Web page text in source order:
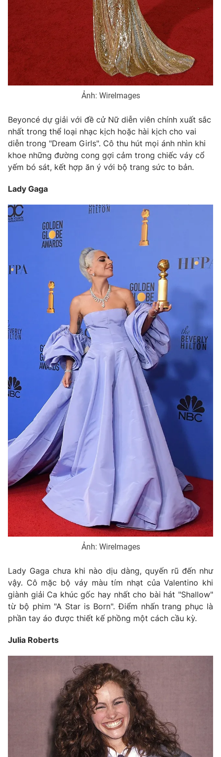
Giấy phép hoạt động báo in và báo điện tử số 483/GP-BTTTT
cấp ngày 29/12/2023
Tổng Biên tập:
Vũ Thanh Thủy
Phó Tổng Biên tập:
Nguyễn Thị Mỹ Hạnh, Phạm Quốc Thắng,
Nguyễn Trọng Ninh
024.38 355 931 - 024.38 355 932
Ðiện thoại Thời báo VTV:
024.66 897 897
toasoan@vtv.vn
® Cấm sao chép dưới mọi hình thức nếu không có sự chấp
thuận bằng văn bản. Ghi rõ nguồn VTV.vn khi phát hành lại
thông tin từ website này.
Ảnh: WireImages
Beyoncé dự giải với đề cử Nữ diễn viên chính xuất sắc
nhất trong thể loại nhạc kịch hoặc hài kịch cho vai
diễn trong "Dream Girls". Cô thu hút mọi ánh nhìn khi
khoe những đường cong gợi cảm trong chiếc váy cổ
yếm bó sát, kết hợp ăn ý với bộ trang sức to bản.
Lady Gaga
Ảnh: WireImages
Lady Gaga chưa khi nào dịu dàng, quyến rũ đến như
vậy. Cô mặc bộ váy màu tím nhạt của Valentino khi
giành giải Ca khúc gốc hay nhất cho bài hát "Shallow"
từ bộ phim "A Star is Born". Điểm nhấn trang phục là
phần tay áo được thiết kế phồng một cách cầu kỳ.
Julia Roberts